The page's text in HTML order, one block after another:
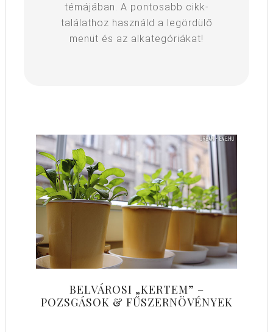
témájában. A pontosabb cikk-
találathoz használd a legördülő
menüt és az alkategóriákat!
BELVÁROSI „KERTEM” –
POZSGÁSOK & FŰSZERNÖVÉNYEK